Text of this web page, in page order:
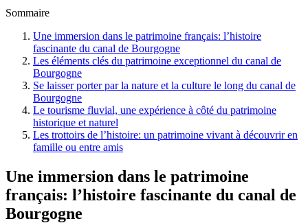
Sommaire
Une immersion dans le patrimoine français: l’histoire
fascinante du canal de Bourgogne
Les éléments clés du patrimoine exceptionnel du canal de
Bourgogne
Se laisser porter par la nature et la culture le long du canal de
Bourgogne
Le tourisme fluvial, une expérience à côté du patrimoine
historique et naturel
Les trottoirs de l’histoire: un patrimoine vivant à découvrir en
famille ou entre amis
Une immersion dans le patrimoine
français: l’histoire fascinante du canal de
Bourgogne